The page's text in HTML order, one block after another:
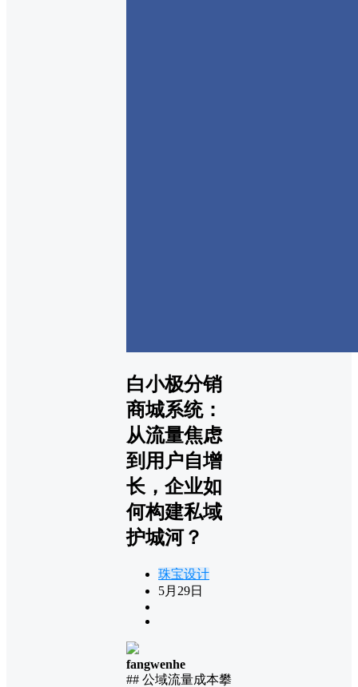
白小极分销
商城系统：
从流量焦虑
到用户自增
长，企业如
何构建私域
护城河？
珠宝设计
5月29日
fangwenhe
## 公域流量成本攀